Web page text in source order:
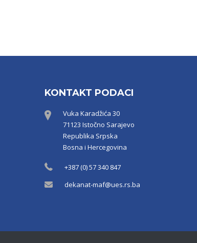
KONTAKT PODACI
Vuka Karadžića 30
71123 Istočno Sarajevo
Republika Srpska
Bosna i Hercegovina
+387 (0) 57 340 847
dekanat-maf@ues.rs.ba